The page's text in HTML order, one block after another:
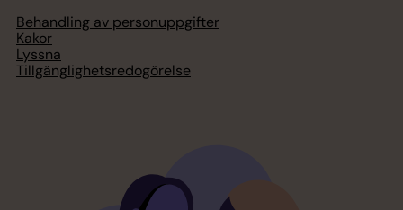
Behandling av personuppgifter
Kakor
Lyssna
Tillgänglighetsredogörelse